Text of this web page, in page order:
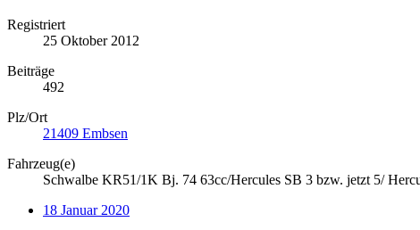
Registriert
25 Oktober 2012
Beiträge
492
Plz/Ort
21409 Embsen
Fahrzeug(e)
Schwalbe KR51/1K Bj. 74 63cc/Hercules SB 3 bzw. jetzt 5/
18 Januar 2020